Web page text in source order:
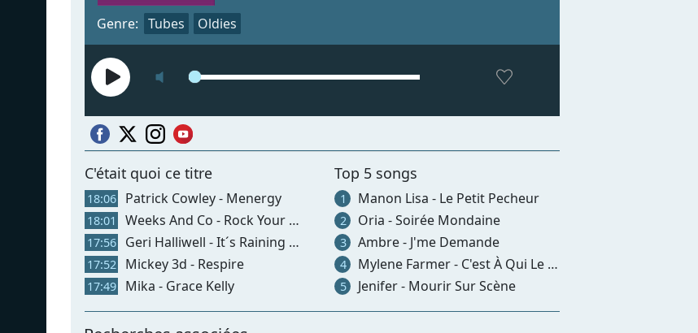
Genre: Tubes Oldies
C'était quoi ce titre
18:06 Patrick Cowley - Menergy
18:01 Weeks And Co - Rock Your World
17:56 Geri Halliwell - It´s Raining Men
17:52 Mickey 3d - Respire
17:49 Mika - Grace Kelly
Top 5 songs
1 Manon Lisa - Le Petit Pecheur
2 Oria - Soirée Mondaine
3 Ambre - J'me Demande
4 Mylene Farmer - C'est À Qui Le Tour ?
5 Jenifer - Mourir Sur Scène